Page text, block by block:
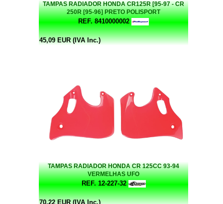
TAMPAS RADIADOR HONDA CR125R [95-97 - CR
250R [95-96] PRETO POLISPORT
REF. 8410000002
45,09 EUR (IVA Inc.)
TAMPAS RADIADOR HONDA CR 125CC 93-94
VERMELHAS UFO
REF. 12-227-32
70,22 EUR (IVA Inc.)